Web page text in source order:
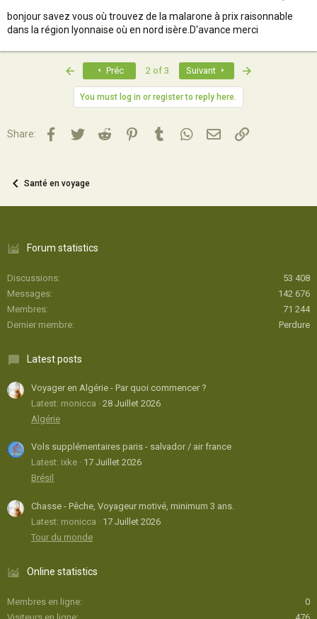
bonjour savez vous où trouvez de la malarone à prix raisonnable
dans la région lyonnaise où en nord isère.D'avance merci
Préc 2 of 3 Suivant
You must log in or register to reply here.
Share: Facebook
TwitterReddit PinterestTumblrWhatsApp
Email Lien
Santé en voyage
Forum statistics
Discussions
53 408
Messages
142 676
Membres
71 244
Dernier membre
Perdure
Latest posts
Voyager en Algérie - Par quoi commencer ?
Latest: monicca
28 Juillet 2026
Algérie
Vols supplémentaires paris - salvador / air france
Latest: ixke
17 Juillet 2026
Brésil
Chasse - Pêche, Voyageur motivé, minimum 3 ans.
Latest: monicca
17 Juillet 2026
Tour du monde
Online statistics
Membres en ligne
0